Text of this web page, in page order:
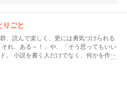
りごと
、読んで楽しく、更には勇気づけられる
れ、ある～！」や、「そう思ってもいい
。 小説を書く人だけでなく、何かを作…